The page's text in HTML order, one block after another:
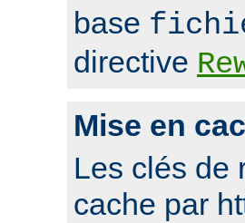
base
directive
Mise en
Les clés de
cache par